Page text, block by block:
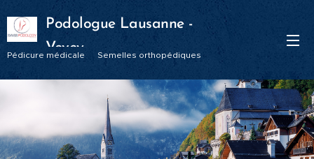
Podologue Lausanne -
Vevey
Pédicure médicale Semelles orthopédiques